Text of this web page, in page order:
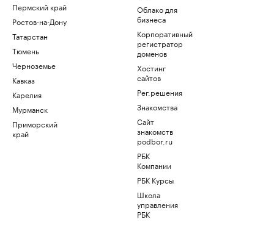
Пермский край
Ростов-на-Дону
Татарстан
Тюмень
Черноземье
Кавказ
Карелия
Мурманск
Приморский
край
Облако для
бизнеса
Корпоративный
регистратор
доменов
Хостинг
сайтов
Рег.решения
Знакомства
Сайт
знакомств
podbor.ru
РБК
Компании
РБК Курсы
Школа
управления
РБК